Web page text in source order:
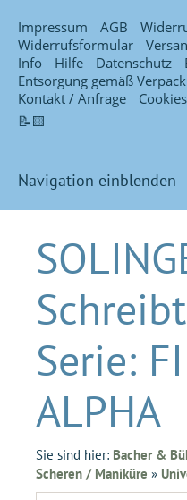
Impressum AGB
Widerrufsformular
Info
Hilfe Datenschutz
Entsorgung gemäß
Kontakt / Anfrage
Cookies
📝🟨
Navigation einblenden
Serie:
ALPHA
Sie sind hier: Bacher &
Scheren / Maniküre »